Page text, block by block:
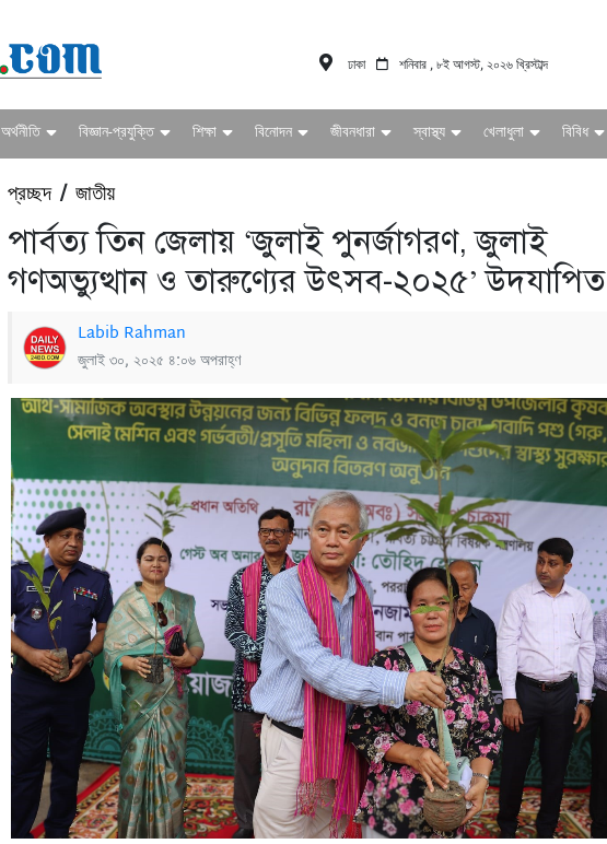
ঢাকা শনিবার , ৮ই আগস্ট, ২০২৬ খ্রিস্টাব্দ
অর্থনীতি বিজ্ঞান-প্রযুক্তি শিক্ষা বিনোদন জীবনধারা স্বাস্থ্য খেলাধুলা বিবিধ
প্রচ্ছদ/জাতীয়
পার্বত্য তিন জেলায় ‘জুলাই পুনর্জাগরণ, জুলাই
গণঅভ্যুত্থান ও তারুণ্যের উৎসব-২০২৫’ উদযাপিত
Labib Rahman
জুলাই ৩০, ২০২৫ ৪:০৬ অপরাহ্ণ